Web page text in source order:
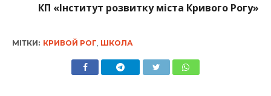
КП «Інститут розвитку міста Кривого Рогу»
МІТКИ: КРИВОЙ РОГ ШКОЛА